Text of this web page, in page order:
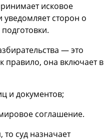
исковое
уведомляет сторон о
— это
правило, она включает в
и документов;
соглашение.
суд назначает